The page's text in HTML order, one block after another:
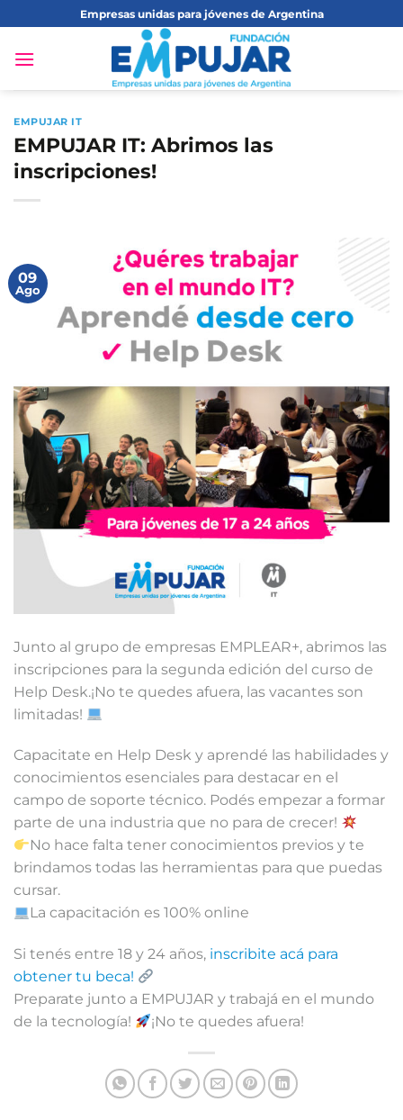
al
contenido
Empresas unidas para jóvenes de Argentina
EMPUJAR IT
EMPUJAR IT: Abrimos las
inscripciones!
09
Ago
Junto al grupo de empresas EMPLEAR+, abrimos las
inscripciones para la segunda edición del curso de
Help Desk.¡No te quedes afuera, las vacantes son
limitadas!
Capacitate en Help Desk y aprendé las habilidades y
conocimientos esenciales para destacar en el
campo de soporte técnico. Podés empezar a formar
parte de una industria que no para de crecer!
No hace falta tener conocimientos previos y te
brindamos todas las herramientas para que puedas
cursar.
La capacitación es 100% online
Si tenés entre 18 y 24 años, inscribite acá para
obtener tu beca!
Preparate junto a EMPUJAR y trabajá en el mundo
de la tecnología!
¡No te quedes afuera!